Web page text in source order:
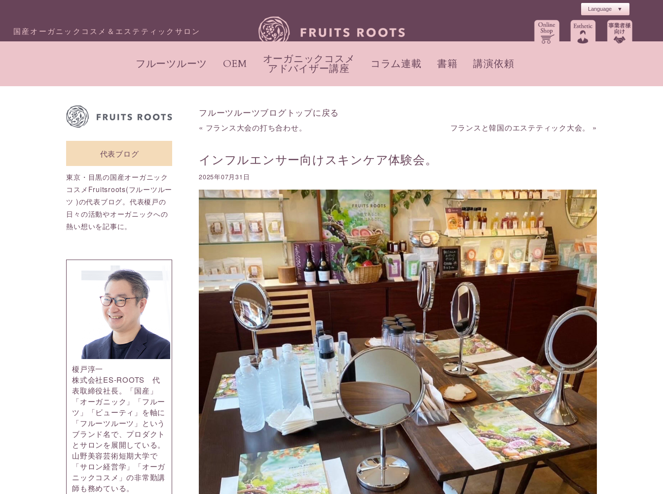
国産オーガニックコスメ＆エステティックサロン
フルーツルーツ OEM オーガニックコスメ
アドバイザー講座 コラム連載 書籍 講演依頼
フルーツルーツブログトップに戻る
« フランス大会の打ち合わせ。 フランスと韓国のエステティック大会。 »
インフルエンサー向けスキンケア体験会。
2025年07月31日
代表ブログ
東京・目黒の国産オーガニック
コスメFruitsroots(フルーツルー
ツ )の代表ブログ。代表榎戸の
日々の活動やオーガニックへの
熱い想いを記事に。
榎戸淳一
株式会社ES-ROOTS 代
表取締役社長。「国産」
「オーガニック」「フルー
ツ」「ビューティ」を軸に
「フルーツルーツ」という
ブランド名で、プロダクト
とサロンを展開している。
山野美容芸術短期大学で
「サロン経営学」「オーガ
ニックコスメ」の非常勤講
師も務めている。